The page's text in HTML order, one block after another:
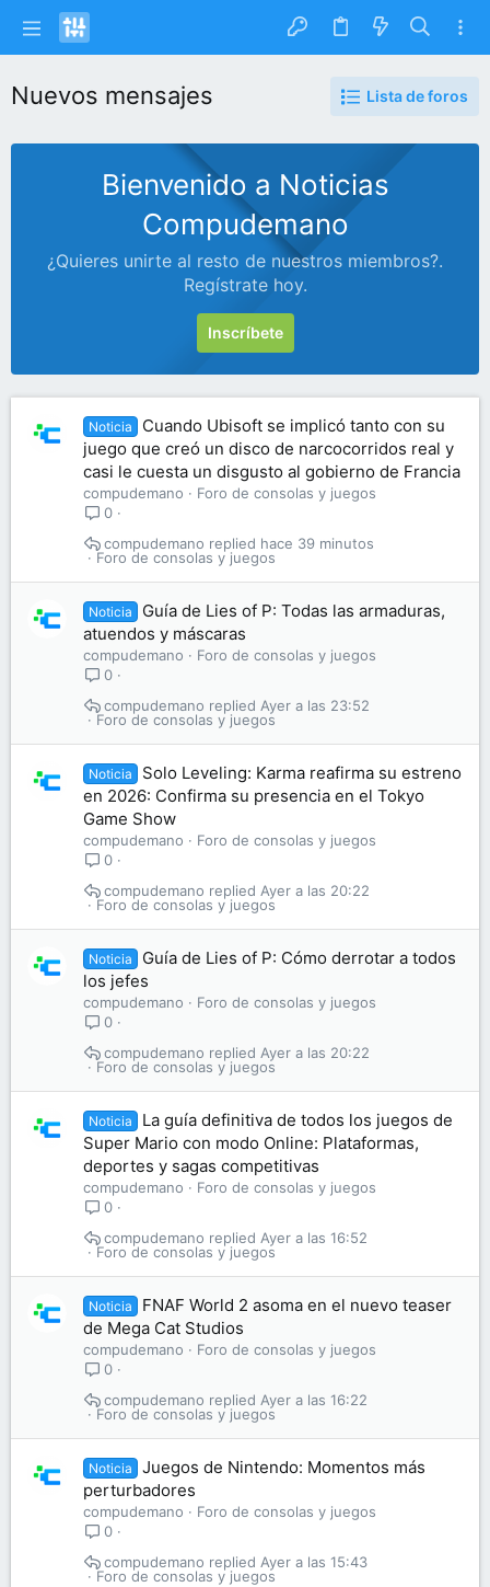
Nuevos mensajes Lista de foros
Bienvenido a Noticias
Compudemano
¿Quieres unirte al resto de nuestros miembros?.
Regístrate hoy.
Inscríbete
Noticia
Cuando Ubisoft se implicó tanto con su
juego que creó un disco de narcocorridos real y
casi le cuesta un disgusto al gobierno de Francia
compudemano
Foro de consolas y juegos
0
Foro de consolas y juegos
hace 39 minutos
compudemano
Noticia
Guía de Lies of P: Todas las armaduras,
atuendos y máscaras
compudemano
Foro de consolas y juegos
0
Foro de consolas y juegos
Ayer a las 23:52
compudemano
Noticia
Solo Leveling: Karma reafirma su estreno
en 2026: Confirma su presencia en el Tokyo
Game Show
compudemano
Foro de consolas y juegos
0
Foro de consolas y juegos
Ayer a las 20:22
compudemano
Noticia
Guía de Lies of P: Cómo derrotar a todos
los jefes
compudemano
Foro de consolas y juegos
0
Foro de consolas y juegos
Ayer a las 20:22
compudemano
Noticia
La guía definitiva de todos los juegos de
Super Mario con modo Online: Plataformas,
deportes y sagas competitivas
compudemano
Foro de consolas y juegos
0
Foro de consolas y juegos
Ayer a las 16:52
compudemano
Noticia
FNAF World 2 asoma en el nuevo teaser
de Mega Cat Studios
compudemano
Foro de consolas y juegos
0
Foro de consolas y juegos
Ayer a las 16:22
compudemano
Noticia
Juegos de Nintendo: Momentos más
perturbadores
compudemano
Foro de consolas y juegos
0
Foro de consolas y juegos
Ayer a las 15:43
compudemano